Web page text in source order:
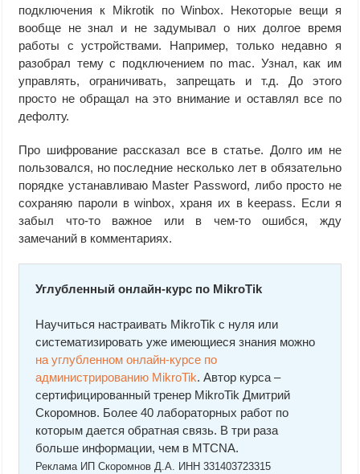
подключения к Mikrotik по Winbox. Некоторые вещи я
вообще не знал и не задумывал о них долгое время
работы с устройствами. Например, только недавно я
разобрал тему с подключением по mac. Узнал, как им
управлять, ограничивать, запрещать и т.д. До этого
просто не обращал на это внимание и оставлял все по
дефолту.
Про шифрование рассказал все в статье. Долго им не
пользовался, но последние несколько лет в обязательно
порядке устанавливаю Master Password, либо просто не
сохраняю пароли в winbox, храня их в keepass. Если я
забыл что-то важное или в чем-то ошибся, жду
замечаний в комментариях.
Углубленный онлайн-курс по MikroTik
Научиться настраивать MikroTik с нуля или
систематизировать уже имеющиеся знания можно
на углубленном онлайн-курcе по
администрированию MikroTik. Автор курcа –
сертифицированный тренер MikroTik Дмитрий
Скоромнов. Более 40 лабораторных работ по
которым дается обратная связь. В три раза
больше информации, чем в MTCNA.
Реклама ИП Скоромнов Д.А. ИНН 331403723315